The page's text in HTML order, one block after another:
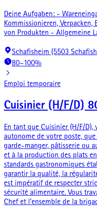
Deine Aufgaben: -
Kommissionieren,
von Produkten - Allgemeine
Schafisheim (5503
80–100%
Emploi temporaire
Cuisinier (H/F/D)
En tant que Cuisinier (H/F/D),
autonome de votre poste,
garde-manger, pâtisserie ou
et à la production des plats
standards gastronomiques
garantir la qualité, la
est impératif de respecter
sécurité alimentaire. Vous
Chef et l'ensemble de la